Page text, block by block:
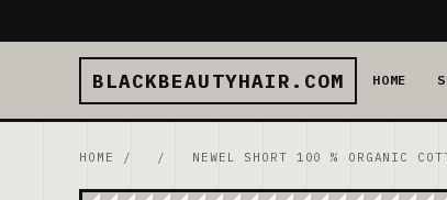
BLACKBEAUTYHAIR.COM HOME
HOME / / NEWEL SHORT 100 % ORGANIC